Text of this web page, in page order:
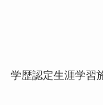
学歴認定生涯学習